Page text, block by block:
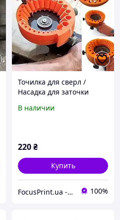
Точилка для сверл /
Насадка для заточки
12,5 мм на
В наличии
220₴
Купить
FocusPrint.ua - наилучшие товары 100%